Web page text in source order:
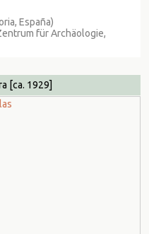
España)
für Archäologie,
[ca. 1929]